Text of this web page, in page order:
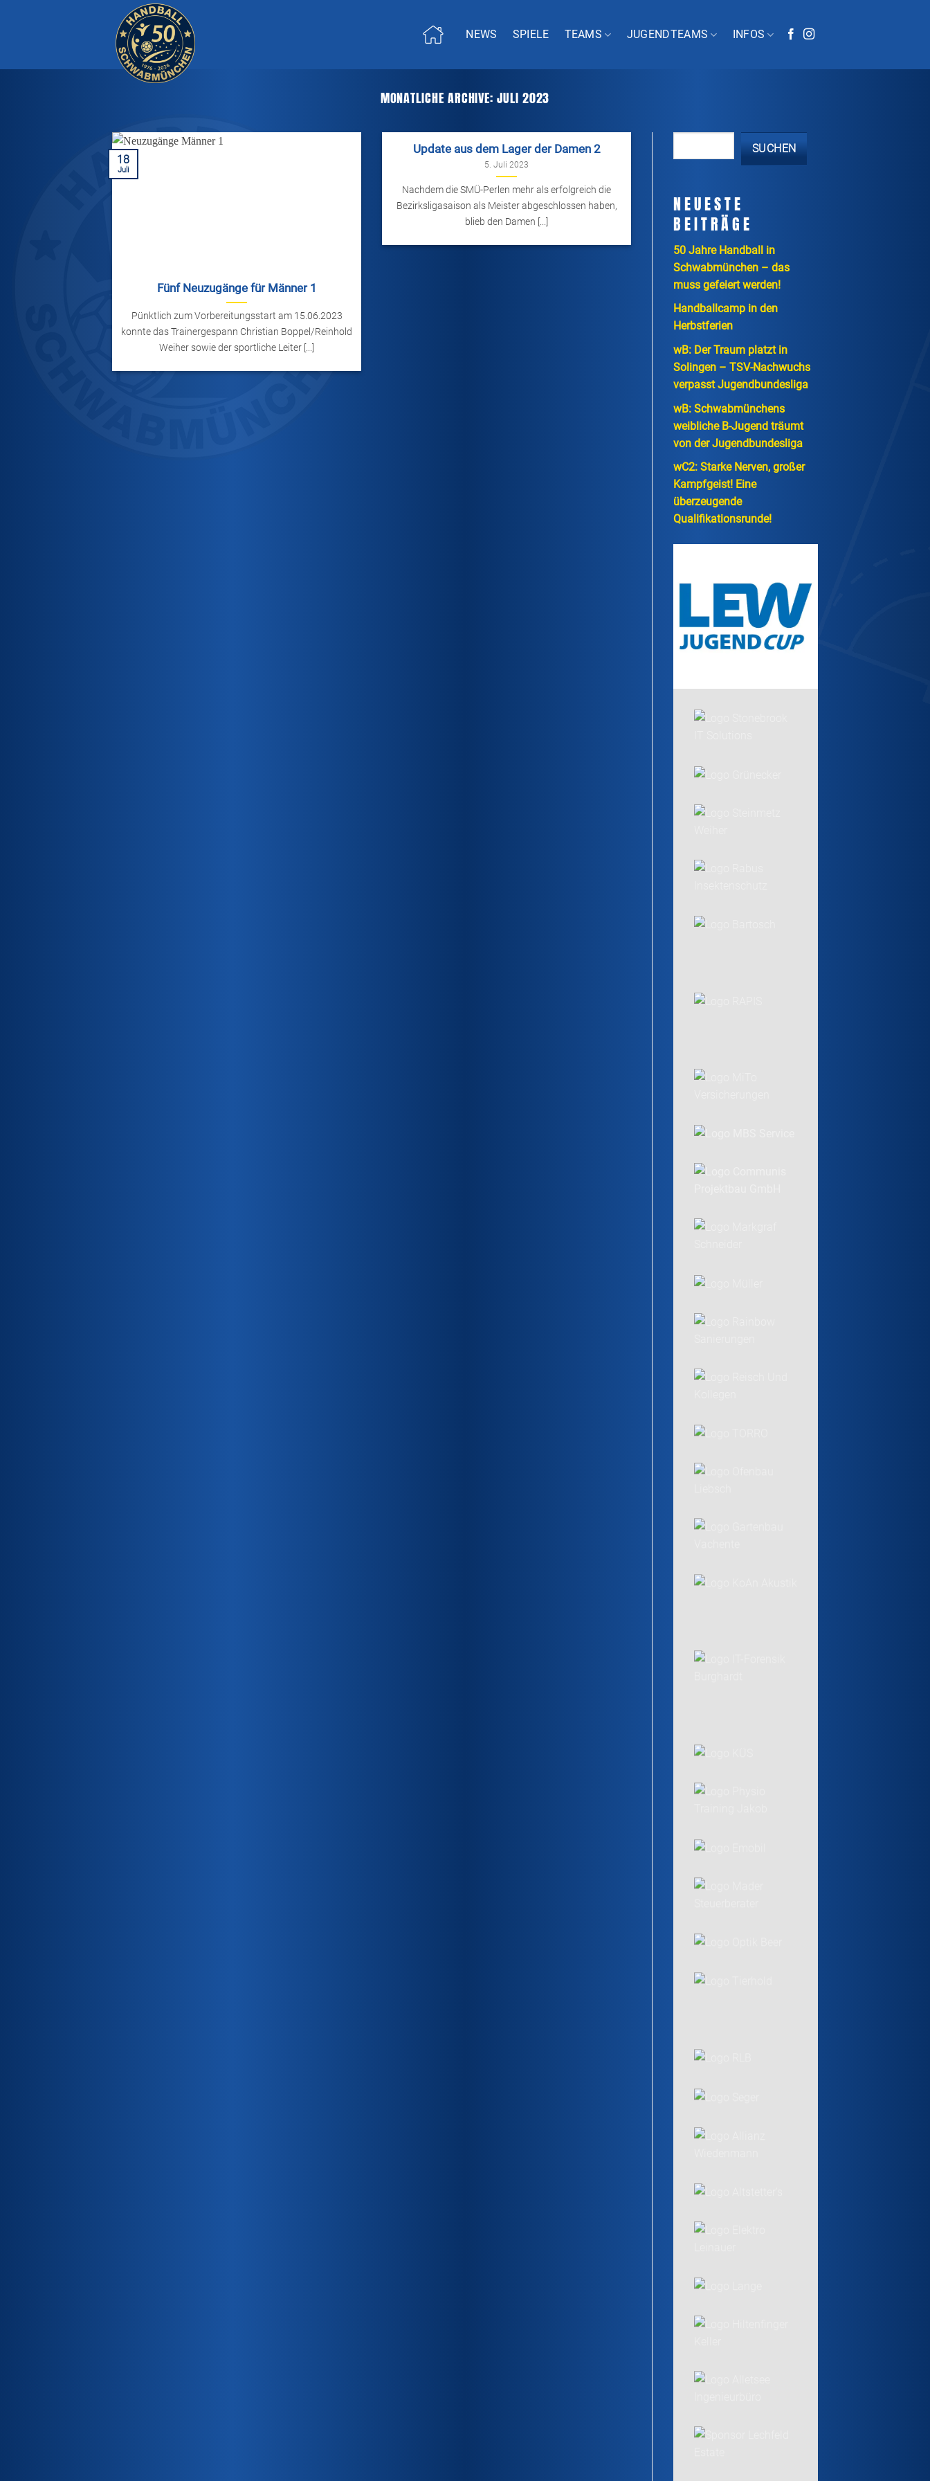
NEWS SPIELE TEAMS JUGENDTEAMS INFOS
MONATLICHE ARCHIVE:JULI 2023
Fünf Neuzugänge für Männer 1
Pünktlich zum Vorbereitungsstart am 15.06.2023
konnte das Trainergespann Christian Boppel/Reinhold
Weiher sowie der sportliche Leiter [...]
18
Juli
Update aus dem Lager der Damen 2
5. Juli 2023
Nachdem die SMÜ-Perlen mehr als erfolgreich die
Bezirksligasaison als Meister abgeschlossen haben,
blieb den Damen [...]
SUCHEN
NEUESTE
BEITRÄGE
50 Jahre Handball in
Schwabmünchen – das
muss gefeiert werden!
Handballcamp in den
Herbstferien
wB: Der Traum platzt in
Solingen – TSV-Nachwuchs
verpasst Jugendbundesliga
wB: Schwabmünchens
weibliche B-Jugend träumt
von der Jugendbundesliga
wC2: Starke Nerven, großer
Kampfgeist! Eine
überzeugende
Qualifikationsrunde!